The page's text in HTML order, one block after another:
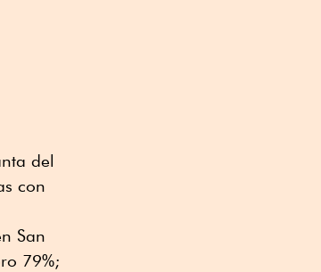
del
con
San
79%;